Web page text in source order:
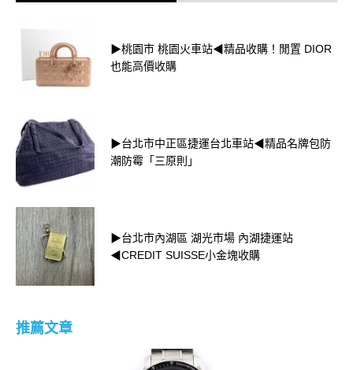
▶桃園市 桃園火車站◀精品收購！閒置 DIOR
也能高價收購
▶台北市中正區捷運台北車站◀精品名牌包防
潮防霉「三原則」
▶台北市內湖區 湖光市場 內湖捷運站
◀CREDIT SUISSE小金塊收購
推薦文章